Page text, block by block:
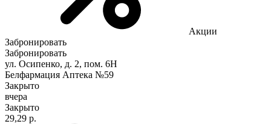
Акции
Забронировать
Забронировать
ул. Осипенко, д. 2, пом. 6Н
Белфармация Аптека №59
Закрыто
вчера
Закрыто
29,29 р.